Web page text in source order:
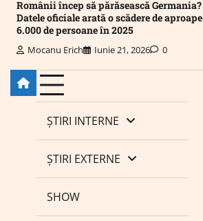
Românii încep să părăsească Germania?
Datele oficiale arată o scădere de aproape
6.000 de persoane în 2025
Mocanu Erich Iunie 21, 2026 0
ȘTIRI INTERNE
ȘTIRI EXTERNE
SHOW